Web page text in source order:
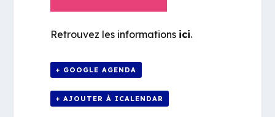
Retrouvez les informations ici.
+ GOOGLE AGENDA
+ AJOUTER À ICALENDAR